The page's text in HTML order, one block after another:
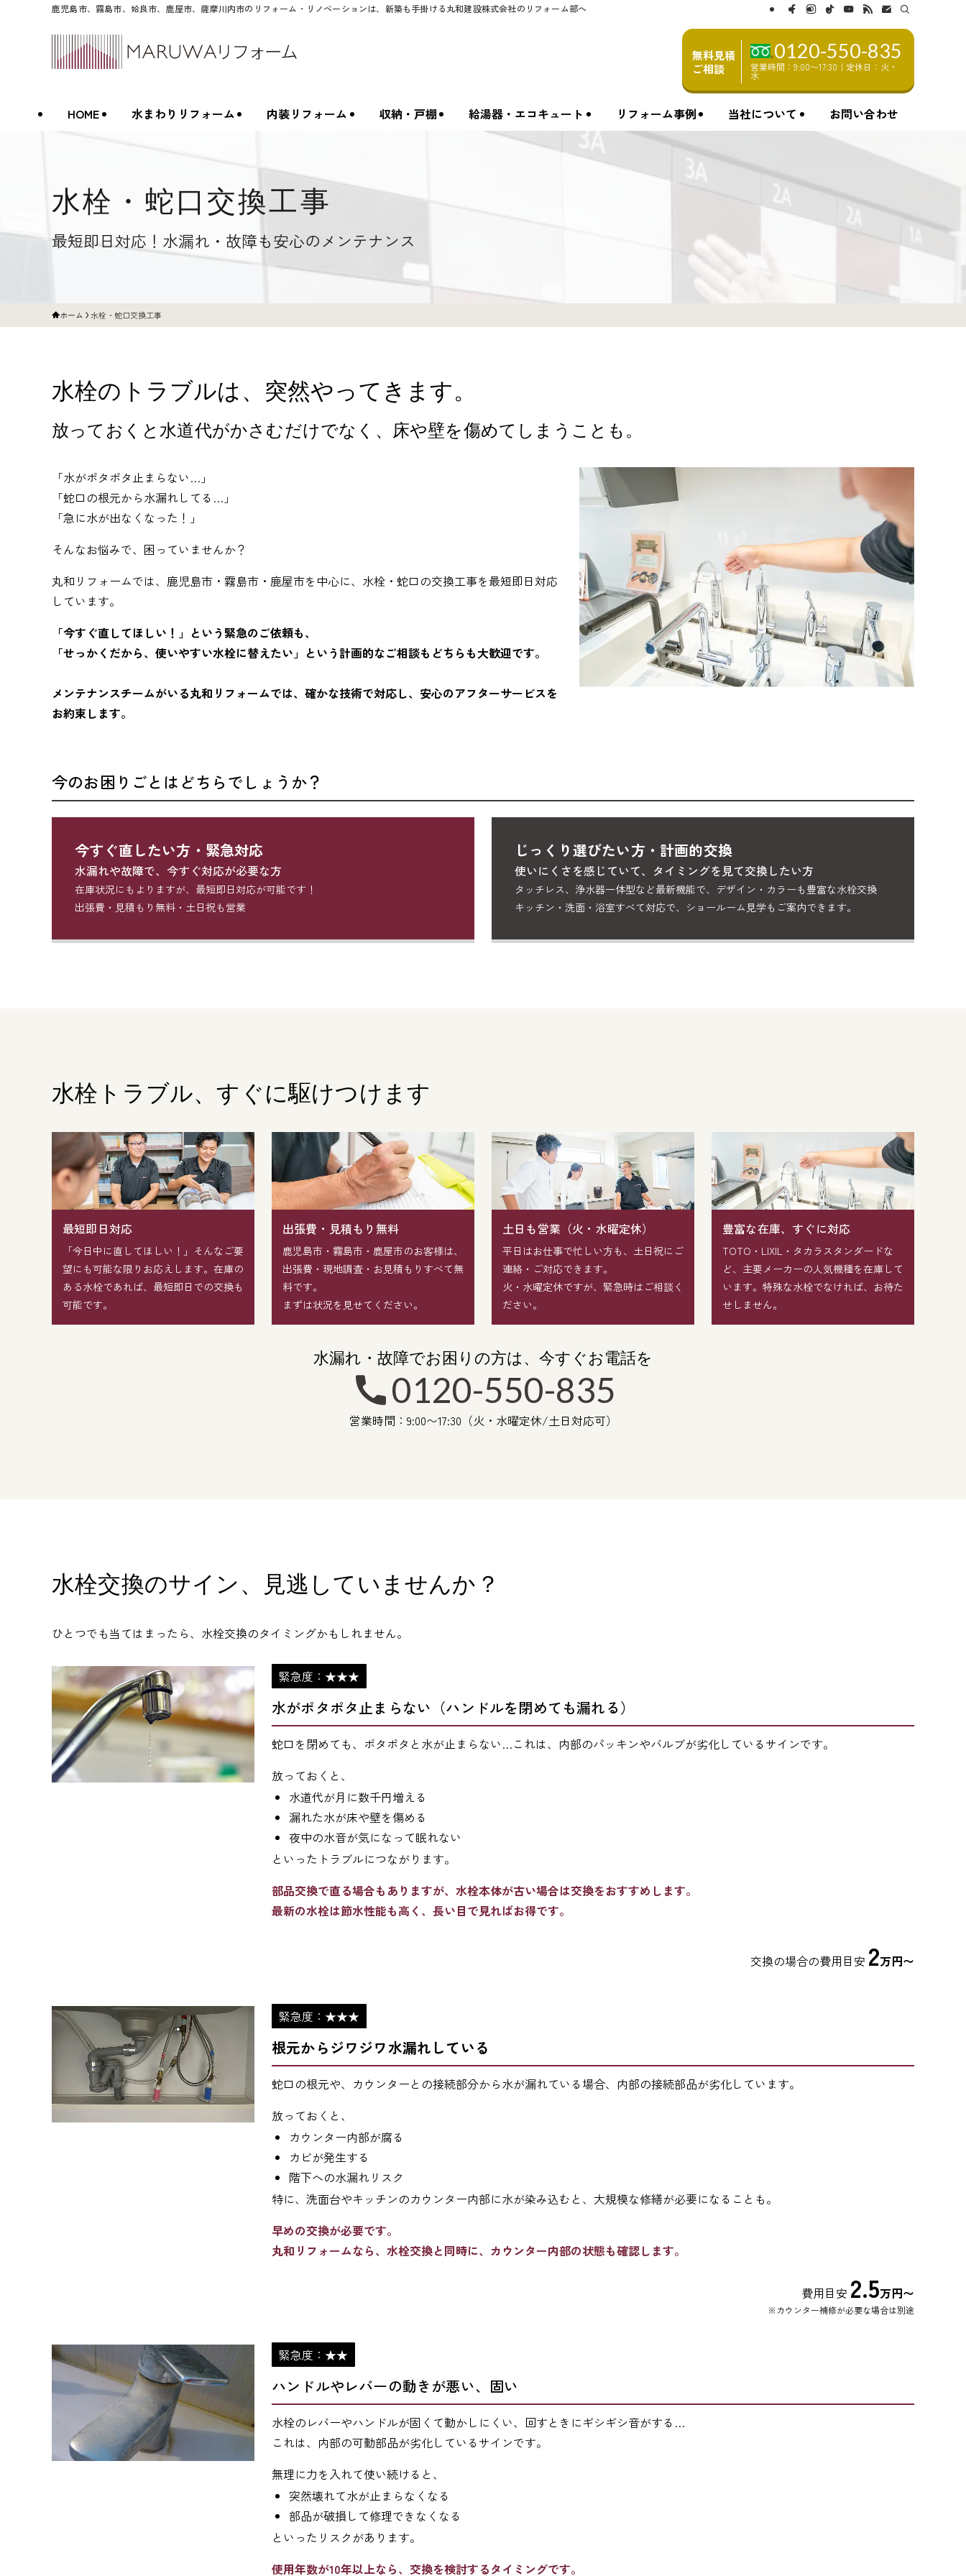
鹿児島市、霧島市、姶良市、鹿屋市、薩摩川内市のリフォーム・リノベーションは、新築も手掛ける丸和建設株式会社のリフォーム部へ
HOME 水まわりリフォーム 内装リフォーム 収納・戸棚 給湯器・エコキュート リフォーム事例 当社について お問い合わせ
無料見積
ご相談
0120-550-835
営業時間：9:00〜17:30｜定休日：火・
水
水栓・蛇口交換工事
最短即日対応！水漏れ・故障も安心のメンテナンス
ホーム 水栓・蛇口交換工事
水栓のトラブルは、 突然やってきます。
放っておくと水道代がかさむだけでなく、 床や壁を傷めてしまうことも。
「水がポタポタ止まらない…」
「蛇口の根元から水漏れしてる…」
「急に水が出なくなった！」
そんなお悩みで、困っていませんか？
丸和リフォームでは、鹿児島市・霧島市・鹿屋市を中心に、水栓・蛇口の交換工事を最短即日対応
しています。
「今すぐ直してほしい！」という緊急のご依頼も、
「せっかくだから、使いやすい水栓に替えたい」という計画的なご相談もどちらも大歓迎です。
メンテナンスチームがいる丸和リフォームでは、確かな技術で対応し、安心のアフターサービスを
お約束します。
今のお困りごとはどちらでしょうか？
今すぐ直したい方・緊急対応
水漏れや故障で、今すぐ対応が必要な方
在庫状況にもよりますが、最短即日対応が可能です！
出張費・見積もり無料・土日祝も営業
じっくり選びたい方・計画的交換
使いにくさを感じていて、タイミングを見て交換したい方
タッチレス、浄水器一体型など最新機能で、デザイン・カラーも豊富な水栓交換
キッチン・洗面・浴室すべて対応で、ショールーム見学もご案内できます。
水栓トラブル、すぐに駆けつけます
最短即日対応
「今日中に直してほしい！」そんなご要
望にも可能な限りお応えします。在庫の
ある水栓であれば、最短即日での交換も
可能です。
出張費・見積もり無料
鹿児島市・霧島市・鹿屋市のお客様は、
出張費・現地調査・お見積もりすべて無
料です。
まずは状況を見せてください。
土日も営業（火・水曜定休）
平日はお仕事で忙しい方も、土日祝にご
連絡・ご対応できます。
火・水曜定休ですが、緊急時はご相談く
ださい。
豊富な在庫、すぐに対応
TOTO・LIXIL・タカラスタンダードな
ど、主要メーカーの人気機種を在庫して
います。特殊な水栓でなければ、お待た
せしません。
水漏れ・故障でお困りの方は、 今すぐお電話を
0120-550-835
営業時間：9:00〜17:30（火・水曜定休/土日対応可）
水栓交換のサイン、 見逃していませんか？
ひとつでも当てはまったら、水栓交換のタイミングかもしれません。
緊急度：★★★
水がポタポタ止まらない （ハンドルを閉めても漏れる）
蛇口を閉めても、ポタポタと水が止まらない…これは、内部のパッキンやバルブが劣化しているサインです。
放っておくと、
水道代が月に数千円増える
漏れた水が床や壁を傷める
夜中の水音が気になって眠れない
といったトラブルにつながります。
部品交換で直る場合もありますが、水栓本体が古い場合は交換をおすすめします。
最新の水栓は節水性能も高く、長い目で見ればお得です。
交換の場合の費用目安 2万円〜
緊急度：★★★
根元からジワジワ水漏れしている
蛇口の根元や、カウンターとの接続部分から水が漏れている場合、内部の接続部品が劣化しています。
放っておくと、
カウンター内部が腐る
カビが発生する
階下への水漏れリスク
特に、洗面台やキッチンのカウンター内部に水が染み込むと、大規模な修繕が必要になることも。
早めの交換が必要です。
丸和リフォームなら、水栓交換と同時に、カウンター内部の状態も確認します。
費用目安 2.5万円〜
※カウンター補修が必要な場合は別途
緊急度：★★
ハンドルやレバーの動きが悪い、固い
水栓のレバーやハンドルが固くて動かしにくい、回すときにギシギシ音がする…
これは、内部の可動部品が劣化しているサインです。
無理に力を入れて使い続けると、
突然壊れて水が止まらなくなる
部品が破損して修理できなくなる
といったリスクがあります。
使用年数が10年以上なら、交換を検討するタイミングです。